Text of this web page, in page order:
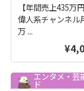
【年間売上435万
偉人系チャンネル
万 ...
エンタメ・芸
ド